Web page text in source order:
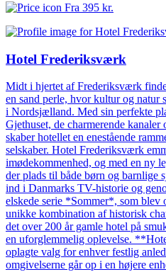
Fra 395 kr.
Hotel Frederiksværk
Midt i hjertet af Frederiksværk
en sand perle, hvor kultur og natur
i Nordsjælland. Med sin perfekte
Gjethuset, de charmerende kanaler
skaber hotellet en enestående
selskaber. Hotel Frederiksværk
imødekommenhed, og med en ny
der plads til både børn og barnlige
ind i Danmarks TV-historie og
elskede serie *Sommer*, som blev
unikke kombination af historisk
det over 200 år gamle hotel på
en uforglemmelig oplevelse.
oplagte valg for enhver festlig
omgivelserne går op i en højere